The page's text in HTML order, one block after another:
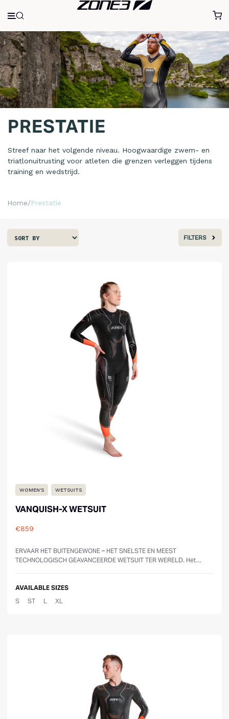
PRESTATIE
Streef naar het volgende niveau. Hoogwaardige zwem- en
triatlonuitrusting voor atleten die grenzen verleggen tijdens
training en wedstrijd.
Home Prestatie
FILTERS
WOMEN'S WETSUITS
VANQUISH-X WETSUIT
€859
ERVAAR HET BUITENGEWONE – HET SNELSTE EN MEEST
TECHNOLOGISCH GEAVANCEERDE WETSUIT TER WERELD. Het
AVAILABLE SIZES
S
ST L XL